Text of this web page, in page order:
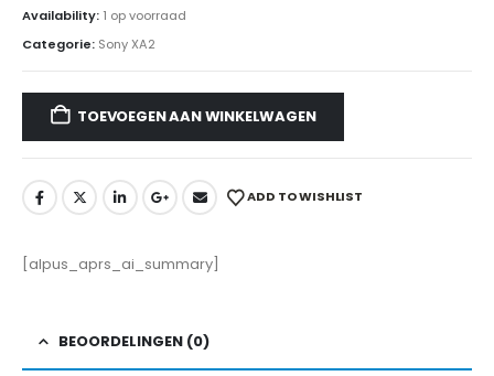
Availability: 1 op voorraad
Categorie: Sony XA2
TOEVOEGEN AAN WINKELWAGEN
ADD TO WISHLIST
[alpus_aprs_ai_summary]
BEOORDELINGEN (0)